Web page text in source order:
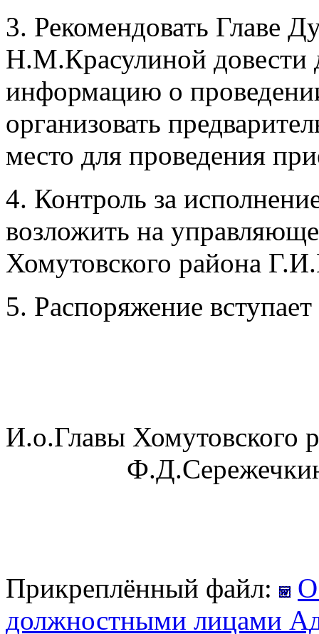
3. Рекомендовать Главе
Н.М.Красулиной довести
информацию о
организовать
место для проведения
4. Контроль за
возложить на
Хомутовского района
5. Распоряжение
И.о.Главы
Прикреплённый файл:
О
должностными лицами